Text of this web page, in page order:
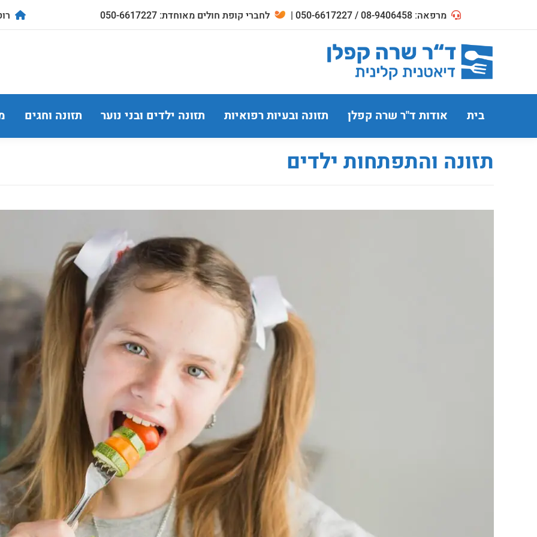
מרפאה: 08-9406458 / 050-6617227 | לחברי קופת חולים מאוחדת: 050-6617227
בית אודות ד"ר שרה קפלן תזונה ובעיות רפואיות תזונה ילדים ובני נוער תזונה וחגים
תזונה והתפתחות ילדים